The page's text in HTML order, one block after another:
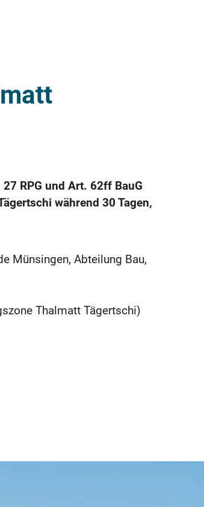
RPG und Art. 62ff BauG
während 30 Tagen,
Münsingen, Abteilung Bau,
Thalmatt Tägertschi)